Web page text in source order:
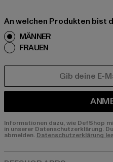
An welchen Produkten bist
MÄNNER
FRAUEN
Informationen dazu, wie DefShop
in unserer Datenschutzerklärung.
abmelden.Datenschutzerklärung